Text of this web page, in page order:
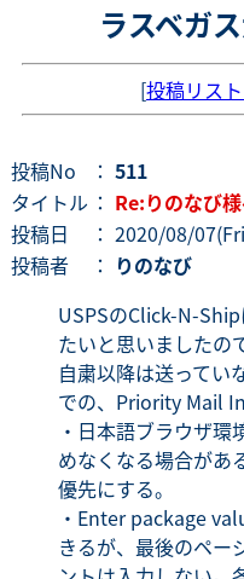
ラスベガ
[投稿リス
投稿No ： 511
タイトル ： Re:りのなび
投稿日
： 2020/08/
投稿者
： りのなび
USPSのClick-N-
たいと思いましたの
自粛以降は送ってい
での、Priority Mail
・日本語ブラウザ
めなくなる場合があ
優先にする。
・Enter package
きるが、最後のペー